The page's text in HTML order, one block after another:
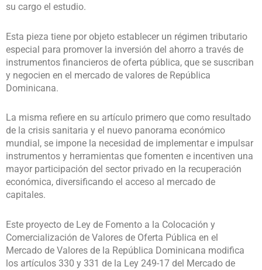
su cargo el estudio.
Esta pieza tiene por objeto establecer un régimen tributario
especial para promover la inversión del ahorro a través de
instrumentos financieros de oferta pública, que se suscriban
y negocien en el mercado de valores de República
Dominicana.
La misma refiere en su artículo primero que como resultado
de la crisis sanitaria y el nuevo panorama económico
mundial, se impone la necesidad de implementar e impulsar
instrumentos y herramientas que fomenten e incentiven una
mayor participación del sector privado en la recuperación
económica, diversificando el acceso al mercado de
capitales.
Este proyecto de Ley de Fomento a la Colocación y
Comercialización de Valores de Oferta Pública en el
Mercado de Valores de la República Dominicana modifica
los artículos 330 y 331 de la Ley 249-17 del Mercado de